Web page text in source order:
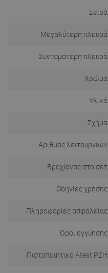
Σειρά
Μεγαλύτερη πλευρά
Συντομότερη πλευρά
Χρώμα
Υλικό
Σχήμα
Αριθμός λειτουργιών
Βραχίονας στο σετ
Οδηγίες χρήσης
Πληροφορίες ασφαλείας
Όροι εγγύησης
Πιστοποιητικό Atest PZH